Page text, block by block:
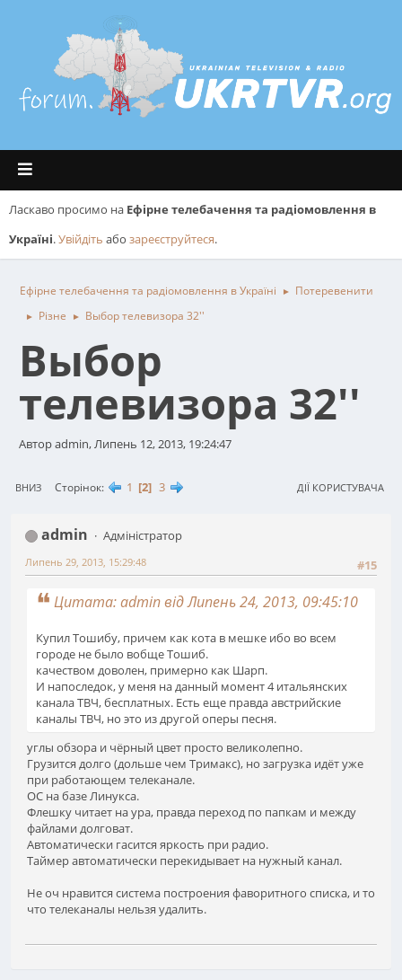
Ласкаво просимо на Ефірне телебачення та радіомовлення в
Україні.Увійдіть або зареєструйтеся.
Ефірне телебачення та радіомовлення в Україні ► Потеревенити
► Різне ► Выбор телевизора 32''
Выбор
телевизора 32''
Автор admin, Липень 12, 2013, 19:24:47
ВНИЗ Сторінок 1 2 3 ДІЇ КОРИСТУВАЧА
admin
Адміністратор
#15
Липень 29, 2013, 15:29:48
Цитата: admin від Липень 24, 2013, 09:45:10
Купил Тошибу, причем как кота в мешке ибо во всем
городе не было вобще Тошиб.
качеством доволен, примерно как Шарп.
И напоследок, у меня на данный момент 4 итальянских
канала ТВЧ, бесплатных. Есть еще правда австрийские
каналы ТВЧ, но это из другой оперы песня.
углы обзора и чёрный цвет просто великолепно.
Грузится долго (дольше чем Тримакс), но загрузка идёт уже
при работающем телеканале.
ОС на базе Линукса.
Флешку читает на ура, правда переход по папкам и между
файлами долговат.
Автоматически гасится яркость при радио.
Таймер автоматически перекидывает на нужный канал.
Не оч нравится система построения фаворитного списка, и то
что телеканалы нельзя удалить.